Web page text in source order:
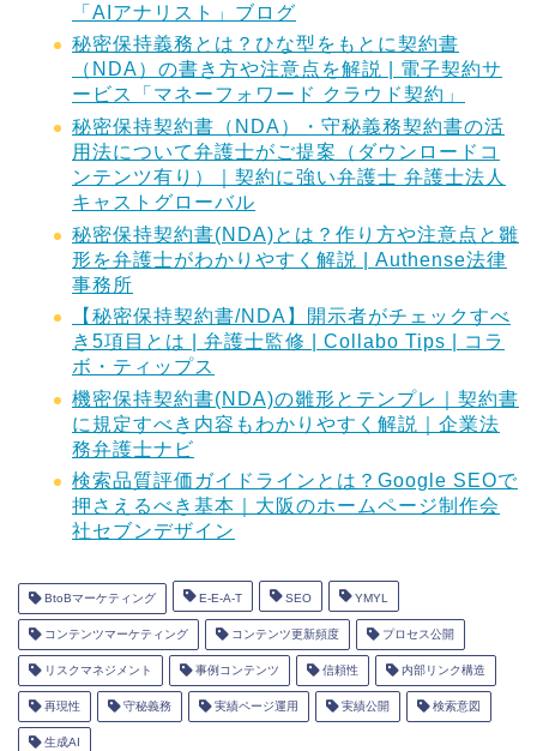
「AIアナリスト」ブログ
秘密保持義務とは？ひな型をもとに契約書
（NDA）の書き方や注意点を解説 | 電子契約サ
ービス「マネーフォワード クラウド契約」
秘密保持契約書（NDA）・守秘義務契約書の活
用法について弁護士がご提案（ダウンロードコ
ンテンツ有り）｜契約に強い弁護士 弁護士法人
キャストグローバル
秘密保持契約書(NDA)とは？作り方や注意点と雛
形を弁護士がわかりやすく解説 | Authense法律
事務所
【秘密保持契約書/NDA】開示者がチェックすべ
き5項目とは | 弁護士監修 | Collabo Tips | コラ
ボ・ティップス
機密保持契約書(NDA)の雛形とテンプレ｜契約書
に規定すべき内容もわかりやすく解説｜企業法
務弁護士ナビ
検索品質評価ガイドラインとは？Google SEOで
押さえるべき基本｜大阪のホームページ制作会
社セブンデザイン
BtoBマーケティング E-E-A-T SEO YMYL
コンテンツマーケティング コンテンツ更新頻度 プロセス公開
リスクマネジメント 事例コンテンツ 信頼性 内部リンク構造
再現性 守秘義務 実績ページ運用 実績公開 検索意図
生成AI